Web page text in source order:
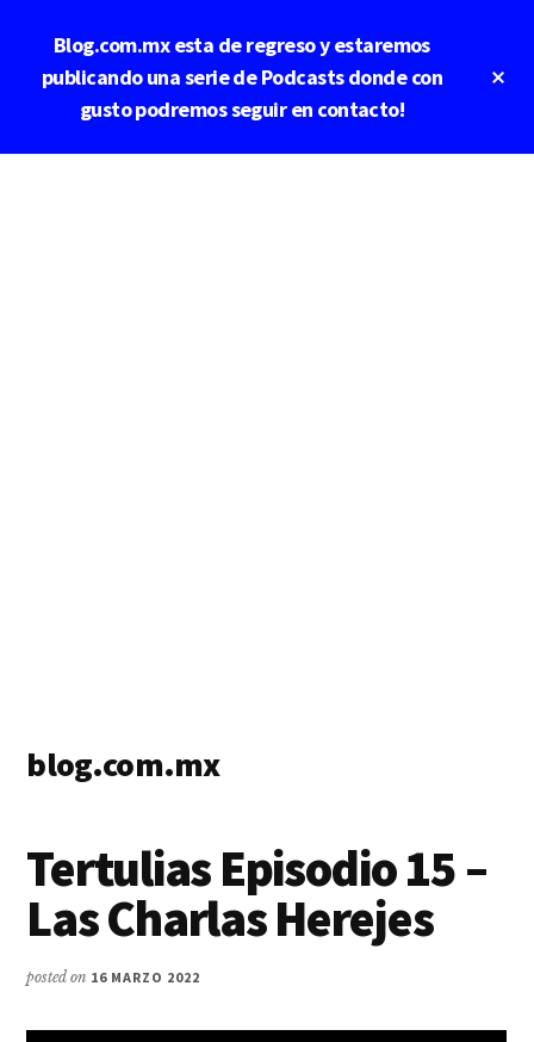
contenido
principal
Blog.com.mx esta de regreso y estaremos
publicando una serie de Podcasts donde con
gusto podremos seguir en contacto!
blog.com.mx
blogs
Tertulias Episodio 15 –
Las Charlas Herejes
posted on 16 MARZO 2022